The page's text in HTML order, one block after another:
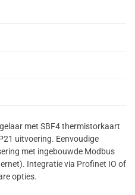
met SBF4 thermistorkaart
uitvoering. Eenvoudige
met ingebouwde Modbus
Integratie via Profinet IO of
opties.